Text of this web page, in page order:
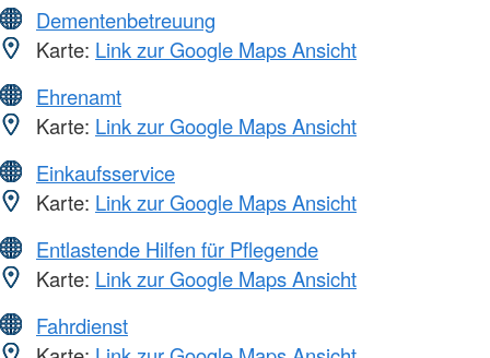
Dementenbetreuung
Karte: Link zur Google Maps Ansicht
Ehrenamt
Karte: Link zur Google Maps Ansicht
Einkaufsservice
Karte: Link zur Google Maps Ansicht
Entlastende Hilfen für Pflegende
Karte: Link zur Google Maps Ansicht
Fahrdienst